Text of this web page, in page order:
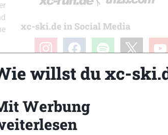
xc-ski.de in Social Media
instagramfacebook spotify
willst du xc-
Werbung